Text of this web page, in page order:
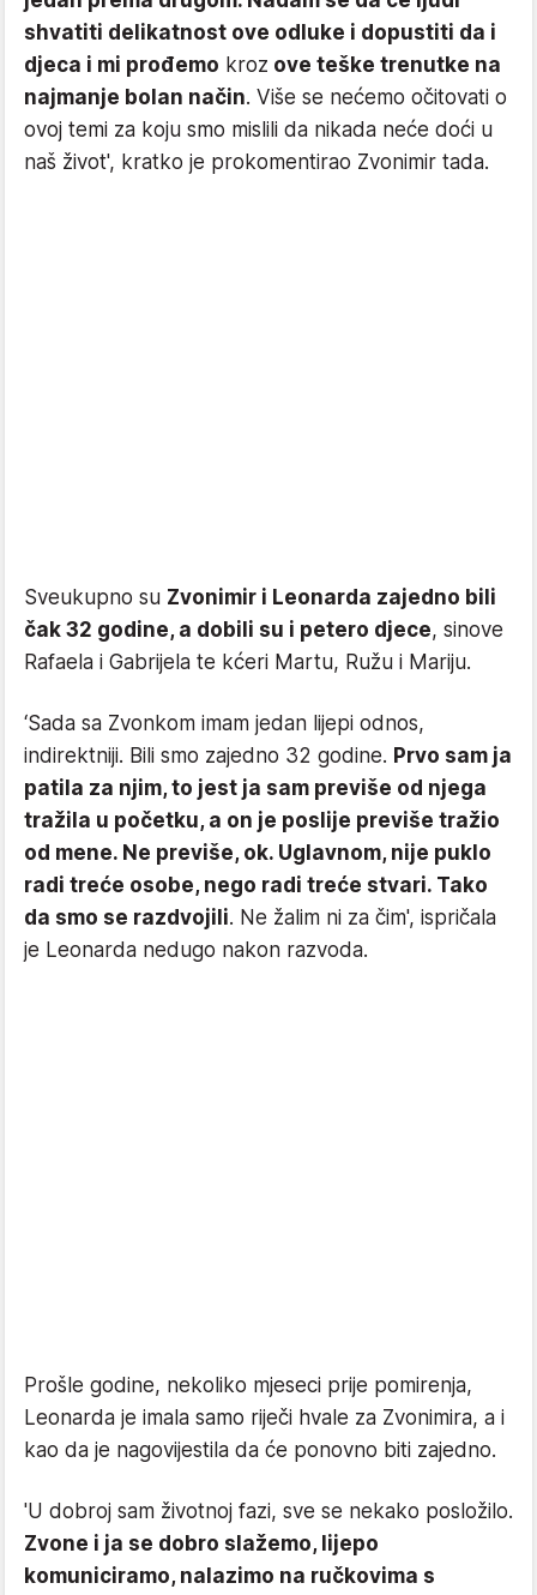
shvatiti delikatnost ove odluke i dopustiti da i
djeca i mi prođemo kroz ove teške trenutke na
najmanje bolan način. Više se nećemo očitovati o
ovoj temi za koju smo mislili da nikada neće doći u
naš život', kratko je prokomentirao Zvonimir tada.
Sveukupno su Zvonimir i Leonarda zajedno bili
čak 32 godine, a dobili su i petero djece, sinove
Rafaela i Gabrijela te kćeri Martu, Ružu i Mariju.
‘Sada sa Zvonkom imam jedan lijepi odnos,
indirektniji. Bili smo zajedno 32 godine. Prvo sam ja
patila za njim, to jest ja sam previše od njega
tražila u početku, a on je poslije previše tražio
od mene. Ne previše, ok. Uglavnom, nije puklo
radi treće osobe, nego radi treće stvari. Tako
da smo se razdvojili. Ne žalim ni za čim', ispričala
je Leonarda nedugo nakon razvoda.
Prošle godine, nekoliko mjeseci prije pomirenja,
Leonarda je imala samo riječi hvale za Zvonimira, a i
kao da je nagovijestila da će ponovno biti zajedno.
'U dobroj sam životnoj fazi, sve se nekako posložilo.
Zvone i ja se dobro slažemo, lijepo
komuniciramo, nalazimo na ručkovima s